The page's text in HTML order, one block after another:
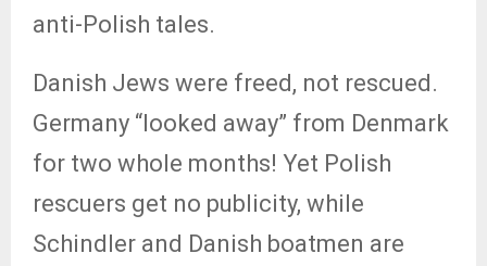
anti-Polish tales.
Danish Jews were freed, not rescued.
Germany “looked away” from Denmark
for two whole months! Yet Polish
rescuers get no publicity, while
Schindler and Danish boatmen are